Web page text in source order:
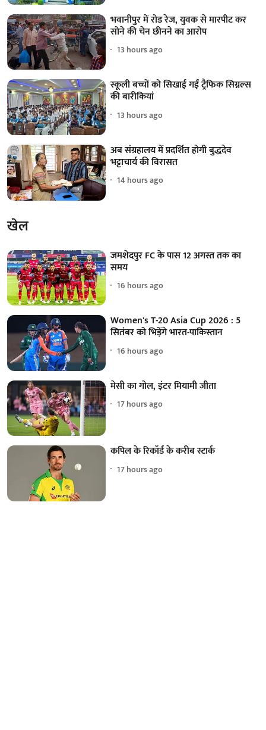
भवानीपुर में रोड रेज, युवक से मारपीट कर
सोने की चेन छीनने का आरोप
13 hours ago
स्कूली बच्चों को सिखाई गईं ट्रैफिक सिग्नल्स
की बारीकियां
13 hours ago
अब संग्रहालय में प्रदर्शित होगी बुद्धदेव
भट्टाचार्य की विरासत
14 hours ago
खेल
जमशेदपुर FC के पास 12 अगस्त तक का
समय
16 hours ago
Women's T-20 Asia Cup 2026 : 5
सितंबर को भिड़ेंगे भारत-पाकिस्तान
16 hours ago
मेसी का गोल, इंटर मियामी जीता
17 hours ago
कपिल के रिकॉर्ड के करीब स्टार्क
17 hours ago